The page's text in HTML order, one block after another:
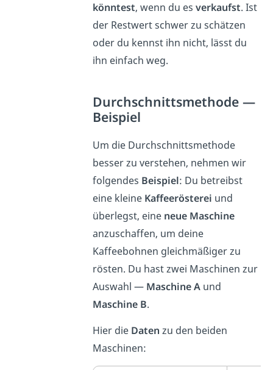
könntest, wenn du esverkaufst. Ist
der Restwert schwer zu schätzen
oder du kennst ihn nicht, lässt du
ihn einfach weg.
Durchschnittsmethode —
Beispiel
Um die Durchschnittsmethode
besser zu verstehen, nehmen wir
folgendes Beispiel: Du betreibst
eine kleine Kaffeerösterei und
überlegst, eine neue Maschine
anzuschaffen, um deine
Kaffeebohnen gleichmäßiger zu
rösten. Du hast zwei Maschinen zur
Auswahl — Maschine A und
Maschine B.
Hier die Daten zu den beiden
Maschinen: